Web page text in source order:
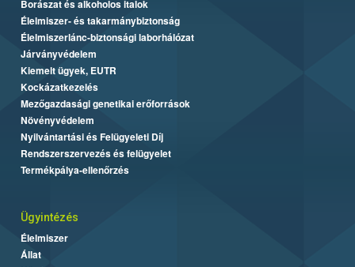
Borászat és alkoholos italok
Élelmiszer- és takarmánybiztonság
Élelmiszerlánc-biztonsági laborhálózat
Járványvédelem
Kiemelt ügyek, EUTR
Kockázatkezelés
Mezőgazdasági genetikai erőforrások
Növényvédelem
Nyilvántartási és Felügyeleti Díj
Rendszerszervezés és felügyelet
Termékpálya-ellenőrzés
Ügyintézés
Élelmiszer
Állat